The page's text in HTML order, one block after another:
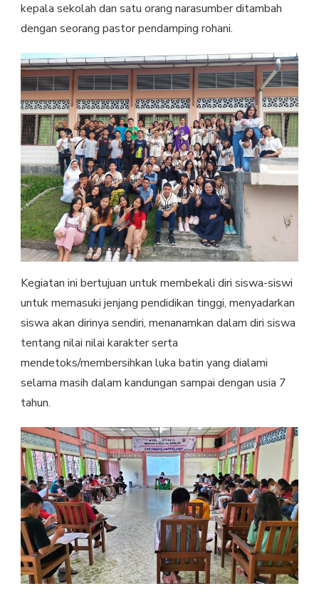
kepala sekolah dan satu orang narasumber ditambah
dengan seorang pastor pendamping rohani.
Kegiatan ini bertujuan untuk membekali diri siswa-siswi
untuk memasuki jenjang pendidikan tinggi, menyadarkan
siswa akan dirinya sendiri, menanamkan dalam diri siswa
tentang nilai nilai karakter serta
mendetoks/membersihkan luka batin yang dialami
selama masih dalam kandungan sampai dengan usia 7
tahun.